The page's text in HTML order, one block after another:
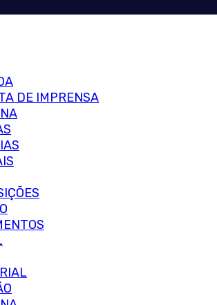
DE IMPRENSA